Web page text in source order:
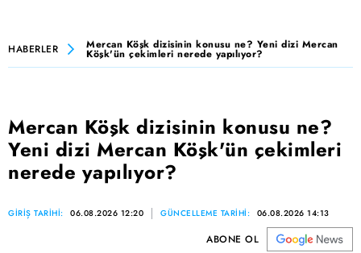
HABERLER Mercan Köşk dizisinin konusu ne? Yeni dizi Mercan
Köşk'ün çekimleri nerede yapılıyor?
Mercan Köşk dizisinin konusu ne?
Yeni dizi Mercan Köşk'ün çekimleri
nerede yapılıyor?
GİRİŞ TARİHİ: 06.08.2026 12:20 GÜNCELLEME TARİHİ: 06.08.2026 14:13
ABONE OL